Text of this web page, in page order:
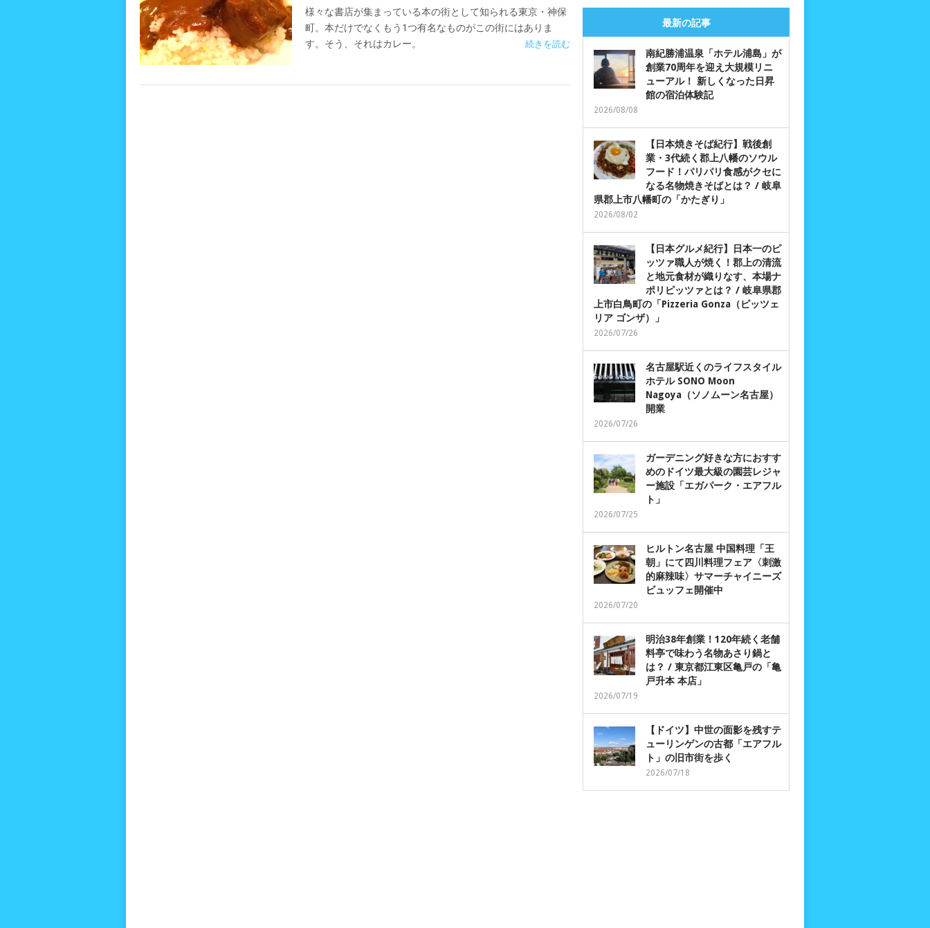
様々な書店が集まっている本の街として知られる東京・神保
町。本だけでなくもう1つ有名なものがこの街にはありま
す。そう、それはカレー。
続きを読む
最新の記事
南紀勝浦温泉「ホテル浦島」が
創業70周年を迎え大規模リニ
ューアル！ 新しくなった日昇
館の宿泊体験記
2026/08/08
【日本焼きそば紀行】戦後創
業・3代続く郡上八幡のソウル
フード！パリパリ食感がクセに
なる名物焼きそばとは？ / 岐阜
県郡上市八幡町の「かたぎり」
2026/08/02
【日本グルメ紀行】日本一のピ
ッツァ職人が焼く！郡上の清流
と地元食材が織りなす、本場ナ
ポリピッツァとは？ / 岐阜県郡
上市白鳥町の「Pizzeria Gonza（ピッツェ
リア ゴンザ）」
2026/07/26
名古屋駅近くのライフスタイル
ホテル SONO Moon
Nagoya（ソノムーン名古屋）
開業
2026/07/26
ガーデニング好きな方におすす
めのドイツ最大級の園芸レジャ
ー施設「エガパーク・エアフル
ト」
2026/07/25
ヒルトン名古屋 中国料理「王
朝」にて四川料理フェア〈刺激
的麻辣味〉サマーチャイニーズ
ビュッフェ開催中
2026/07/20
明治38年創業！120年続く老舗
料亭で味わう名物あさり鍋と
は？ / 東京都江東区亀戸の「亀
戸升本 本店」
2026/07/19
【ドイツ】中世の面影を残すテ
ューリンゲンの古都「エアフル
ト」の旧市街を歩く
2026/07/18